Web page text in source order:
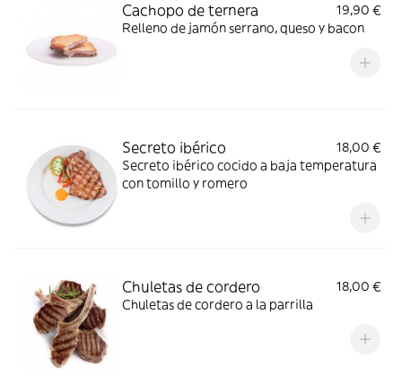
Cachopo de ternera
19,90 €
Relleno de jamón serrano, queso y bacon
Secreto ibérico
18,00 €
Secreto ibérico cocido a baja temperatura
con tomillo y romero
Chuletas de cordero
18,00 €
Chuletas de cordero a la parrilla